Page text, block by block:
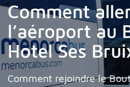
Comment
l’aéroport au
Hotel Ses
Comment rejoindre le